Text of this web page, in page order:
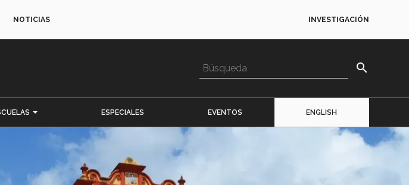
NOTICIAS INVESTIGACIÓN
search
ESPECIALES EVENTOS ENGLISH